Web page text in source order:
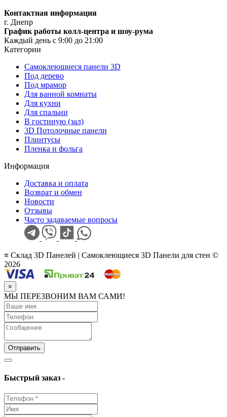
Контактная информация
г. Днепр
График работы колл-центра и шоу-рума
Каждый день с 9:00 до 21:00
Категории
Самоклеющиеся панели 3D
Под дерево
Под мрамор
Для ванной комнаты
Для кухни
Для спальни
В гостиную (зал)
3D Потолочные панели
Плинтусы
Пленка и фольга
Информация
Доставка и оплата
Возврат и обмен
Новости
Отзывы
Часто задаваемые вопросы
≡ Склад 3D Панелей | Самоклеющиеся 3D Панели для стен ©
2026
×
МЫ ПЕРЕЗВОНИМ ВАМ САМИ!
Отправить
Быстрый заказ -